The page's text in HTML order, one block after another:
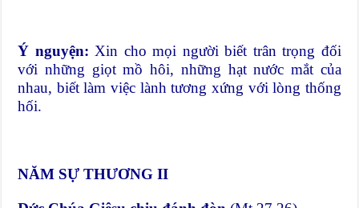
Ý nguyện: Xin cho mọi người biết trân trọng đối
với những giọt mồ hôi, những hạt nước mắt của
nhau, biết làm việc lành tương xứng với lòng thống
hối.
NĂM SỰ THƯƠNG II